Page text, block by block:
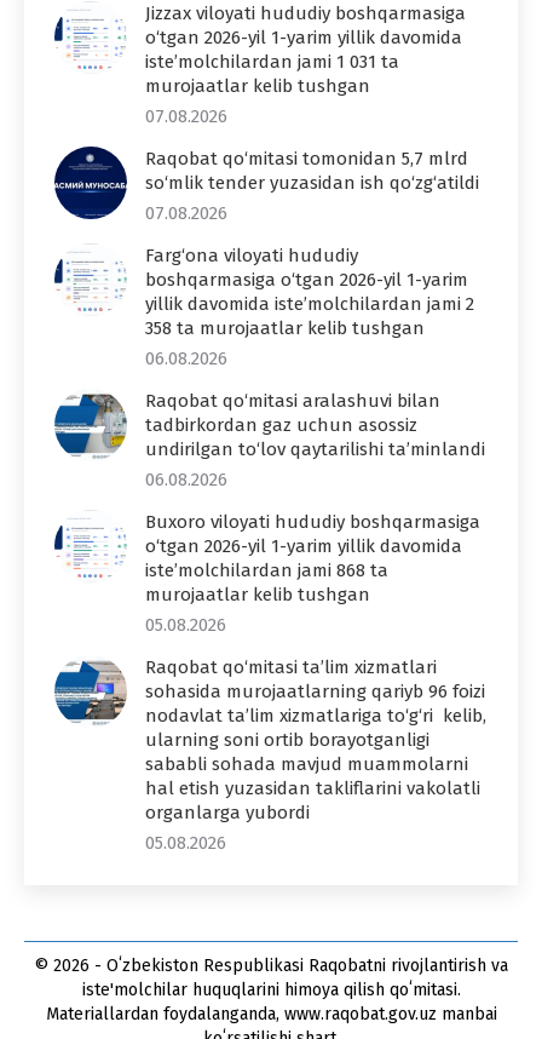
Jizzax viloyati hududiy boshqarmasiga
o‘tgan 2026-yil 1-yarim yillik davomida
iste’molchilardan jami 1 031 ta
murojaatlar kelib tushgan
07.08.2026
Raqobat qo‘mitasi tomonidan 5,7 mlrd
so‘mlik tender yuzasidan ish qo‘zg‘atildi
07.08.2026
Farg‘ona viloyati hududiy
boshqarmasiga o‘tgan 2026-yil 1-yarim
yillik davomida iste’molchilardan jami 2
358 ta murojaatlar kelib tushgan
06.08.2026
Raqobat qo‘mitasi aralashuvi bilan
tadbirkordan gaz uchun asossiz
undirilgan to‘lov qaytarilishi ta’minlandi
06.08.2026
Buxoro viloyati hududiy boshqarmasiga
o‘tgan 2026-yil 1-yarim yillik davomida
iste’molchilardan jami 868 ta
murojaatlar kelib tushgan
05.08.2026
Raqobat qo‘mitasi ta’lim xizmatlari
sohasida murojaatlarning qariyb 96 foizi
nodavlat ta’lim xizmatlariga to‘g‘ri kelib,
ularning soni ortib borayotganligi
sababli sohada mavjud muammolarni
hal etish yuzasidan takliflarini vakolatli
organlarga yubordi
05.08.2026
© 2026 - Oʻzbekiston Respublikasi Raqobatni rivojlantirish va
iste'molchilar huquqlarini himoya qilish qoʻmitasi.
Materiallardan foydalanganda, www.raqobat.gov.uz manbai